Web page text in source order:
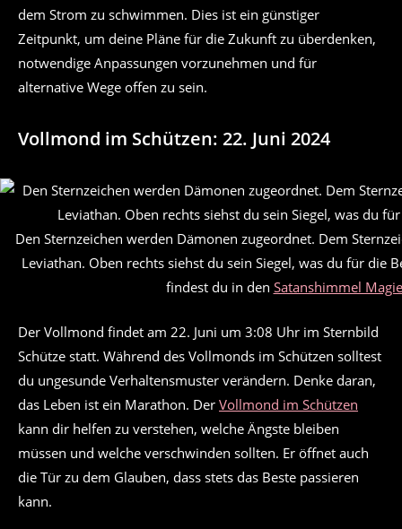
dem Strom zu schwimmen. Dies ist ein günstiger
Zeitpunkt, um deine Pläne für die Zukunft zu überdenken,
notwendige Anpassungen vorzunehmen und für
alternative Wege offen zu sein.
Vollmond im Schützen: 22. Juni 2024
Den Sternzeichen werden Dämonen zugeordnet. Dem
Leviathan. Oben rechts siehst du sein Siegel, was du für die
findest du in den Satanshimmel
Der Vollmond findet am 22. Juni um 3:08 Uhr im Sternbild
Schütze statt. Während des Vollmonds im Schützen solltest
du ungesunde Verhaltensmuster verändern. Denke daran,
das Leben ist ein Marathon. Der Vollmond im Schützen
kann dir helfen zu verstehen, welche Ängste bleiben
müssen und welche verschwinden sollten. Er öffnet auch
die Tür zu dem Glauben, dass stets das Beste passieren
kann.